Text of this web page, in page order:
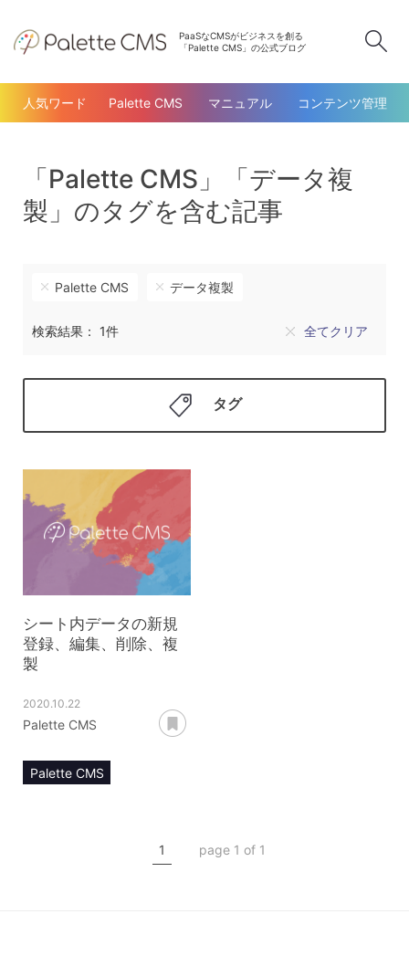
PaaSなCMSがビジネスを創る
「Palette CMS」の公式ブログ
人気ワード Palette CMS マニュアル コンテンツ管理
「Palette CMS」「データ複
製」のタグを含む記事
Palette CMS データ複製
検索結果： 1件 全てクリア
タグ
シート内データの新規
登録、編集、削除、複
製
2020.10.22
Palette CMS
Palette CMS
データ削除
1 page 1 of 1